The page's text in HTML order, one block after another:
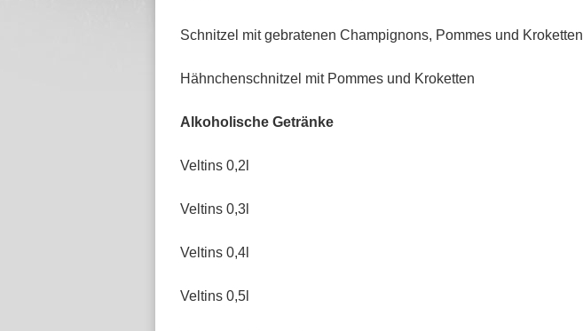
Schnitzel mit gebratenen Champignons, Pommes und Kroketten
Hähnchenschnitzel mit Pommes und Kroketten
Alkoholische Getränke
Veltins 0,2l
Veltins 0,3l
Veltins 0,4l
Veltins 0,5l